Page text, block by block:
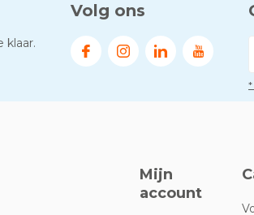
klaar.
Volg ons
Mijn
account